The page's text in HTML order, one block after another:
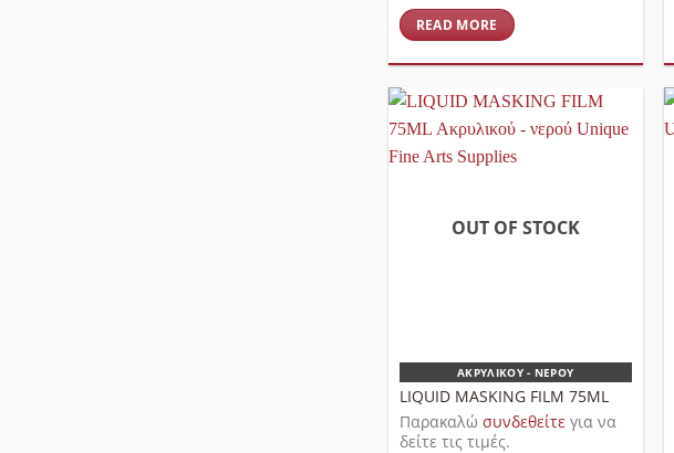
READ MORE
OUT OF STOCK
ΑΚΡΥΛΙΚΟΎ - ΝΕΡΟΎ
LIQUID MASKING FILM 75ML
Παρακαλώ συνδεθείτε για να
δείτε τις τιμές.